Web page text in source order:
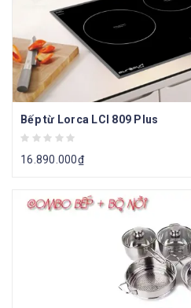
Bếp từ Lorca LCI 809 Plus
16.890.000₫